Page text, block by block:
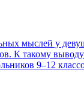
мыслей у
К такому
9–12